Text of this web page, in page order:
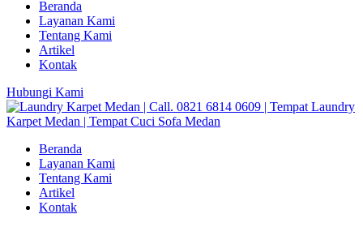
Beranda
Layanan Kami
Tentang Kami
Artikel
Kontak
Hubungi Kami
Beranda
Layanan Kami
Tentang Kami
Artikel
Kontak